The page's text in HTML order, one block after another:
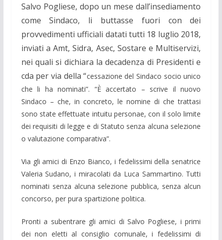
Salvo Pogliese, dopo un mese dall’insediamento
come Sindaco, li buttasse fuori con dei
provvedimenti ufficiali datati tutti 18 luglio 2018,
inviati a Amt, Sidra, Asec, Sostare e Multiservizi,
nei quali si dichiara la decadenza di Presidenti e
cda per via della “cessazione del Sindaco socio unico
che li ha nominati”. “È accertato – scrive il nuovo
Sindaco – che, in concreto, le nomine di che trattasi
sono state effettuate intuitu personae, con il solo limite
dei requisiti di legge e di Statuto senza alcuna selezione
o valutazione comparativa”.
Via gli amici di Enzo Bianco, i fedelissimi della senatrice
Valeria Sudano, i miracolati da Luca Sammartino. Tutti
nominati senza alcuna selezione pubblica, senza alcun
concorso, per pura spartizione politica.
Pronti a subentrare gli amici di Salvo Pogliese, i primi
dei non eletti al consiglio comunale, i fedelissimi di